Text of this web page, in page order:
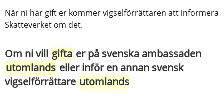
När ni har gift er kommer vigselförrättaren att informera
Skatteverket om det.
Om ni vill gifta er på svenska ambassaden
utomlands eller inför en annan svensk
vigselförrättare utomlands